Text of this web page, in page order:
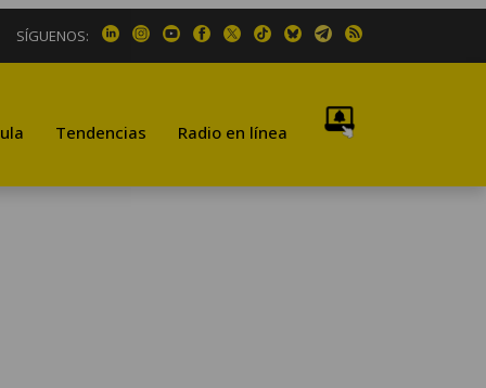
SÍGUENOS:
Tendencias Radio en línea